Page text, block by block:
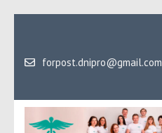
вмісту
Enter)
forpost.dnipro@gmail.com